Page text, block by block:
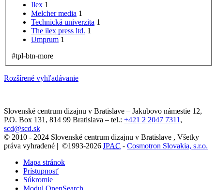
Ilex 1
Melcher media 1
Technická univerzita 1
The ilex press ltd. 1
Umprum 1
#tpl-btn-more
Rozšírené vyhľadávanie
Slovenské centrum dizajnu v Bratislave – Jakubovo námestie 12,
P.O. Box 131, 814 99 Bratislava – tel.: +421 2 2047 7311 ,
scd@scd.sk
© 2010 - 2024 Slovenské centrum dizajnu v Bratislave , Všetky
práva vyhradené | ©1993-2026 IPAC - Cosmotron Slovakia, s.r.o.
Mapa stránok
Prístupnosť
Súkromie